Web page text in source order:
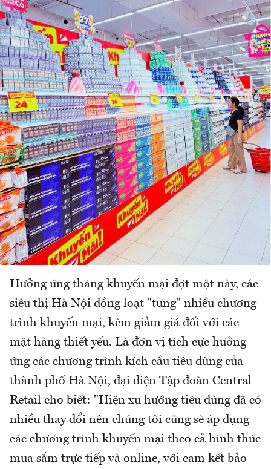
Hưởng ứng tháng khuyến mại đợt một này, các
siêu thị Hà Nội đồng loạt "tung" nhiều chương
trình khuyến mại, kèm giảm giá đối với các
mặt hàng thiết yếu. Là đơn vị tích cực hưởng
ứng các chương trình kích cầu tiêu dùng của
thành phố Hà Nội, đại diện Tập đoàn Central
Retail cho biết: "Hiện xu hướng tiêu dùng đã có
nhiều thay đổi nên chúng tôi cũng sẽ áp dụng
các chương trình khuyến mại theo cả hình thức
mua sắm trực tiếp và online, với cam kết bảo